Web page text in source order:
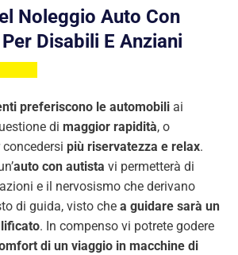
Noleggio Auto Con
Disabili E Anziani
preferiscono le automobili ai
di maggior rapidità, o
più riservatezza e relax.
auto con autista vi permetterà di
e il nervosismo che derivano
di guida, visto che a guidare sarà un
. In compenso vi potrete godere
di un viaggio in macchine di